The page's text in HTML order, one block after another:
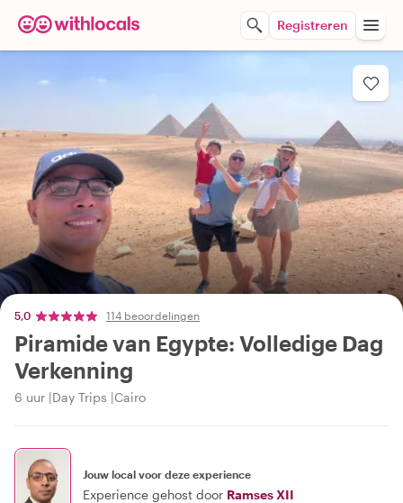
Registreren
5,0 114 beoordelingen
Piramide van Egypte: Volledige Dag
Verkenning
6 uur Day Trips Cairo
Jouw local voor deze experience
Experience gehost door Ramses XII